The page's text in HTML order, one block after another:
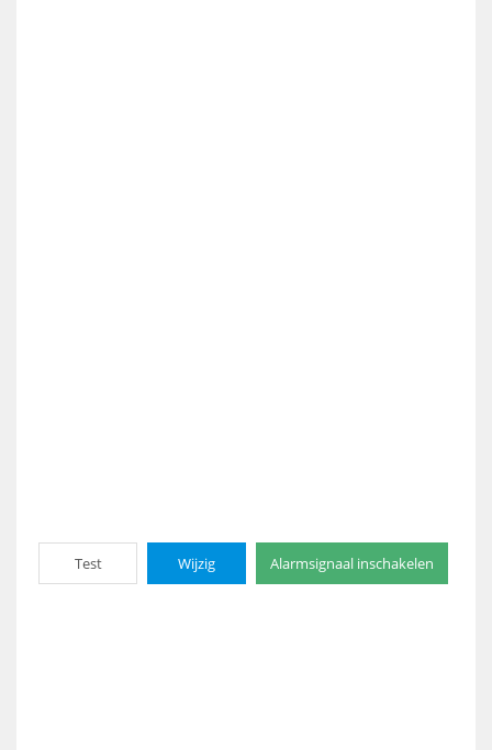
Test Wijzig Alarmsignaal inschakelen